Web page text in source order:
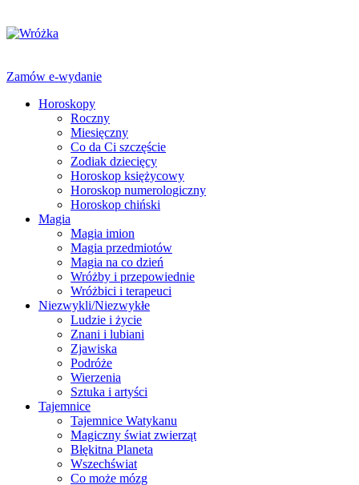
Zamów e-wydanie
Horoskopy
Roczny
Miesięczny
Co da Ci szczęście
Zodiak dziecięcy
Horoskop księżycowy
Horoskop numerologiczny
Horoskop chiński
Magia
Magia imion
Magia przedmiotów
Magia na co dzień
Wróżby i przepowiednie
Wróżbici i terapeuci
Niezwykli/Niezwykłe
Ludzie i życie
Znani i lubiani
Zjawiska
Podróże
Wierzenia
Sztuka i artyści
Tajemnice
Tajemnice Watykanu
Magiczny świat zwierząt
Błękitna Planeta
Wszechświat
Co może mózg